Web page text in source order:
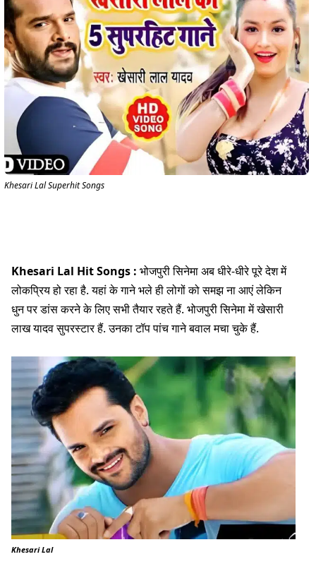
Khesari Lal Superhit Songs
Khesari Lal Hit Songs : भोजपुरी सिनेमा अब धीरे-धीरे पूरे देश में
लोकप्रिय हो रहा है. यहां के गाने भले ही लोगों को समझ ना आएं लेकिन
धुन पर डांस करने के लिए सभी तैयार रहते हैं. भोजपुरी सिनेमा में खेसारी
लाख यादव सुपरस्टार हैं. उनका टॉप पांच गाने बवाल मचा चुके हैं.
Khesari Lal